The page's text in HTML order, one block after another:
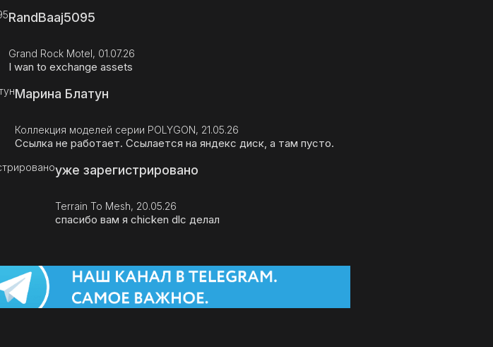
RandBaaj5095
Grand Rock Motel, 01.07.26
I wan to exchange assets
Марина Блатун
Коллекция моделей серии POLYGON, 21.05.26
Ссылка не работает. Ссылается на яндекс диск, а там пусто.
уже зарегистрировано
Terrain To Mesh, 20.05.26
спасибо вам я chicken dlc делал